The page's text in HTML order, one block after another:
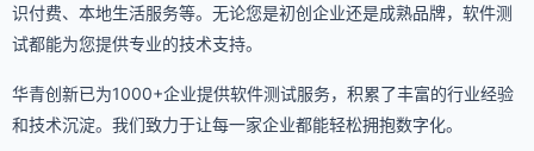
识付费、本地生活服务等。无论您是初创企业还是成熟品牌，软件测
试都能为您提供专业的技术支持。
华青创新已为1000+企业提供软件测试服务，积累了丰富的行业经验
和技术沉淀。我们致力于让每一家企业都能轻松拥抱数字化。